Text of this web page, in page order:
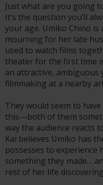
Just what are you going
It’s the question you’ll
your age. Umiko Chino
mourning for her late
used to watch films
theater for the first time
an attractive, ambiguous
filmmaking at a nearby
They would seem to
this—both of them
way the audience reacts
Kai believes Umiko has
possesses to experience
something they made…
rest of her life